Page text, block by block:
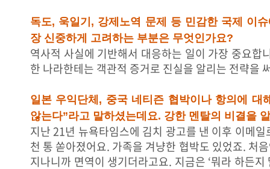
독도, 욱일기, 강제노역 문제 등 민감한 국제 이
장 신중하게 고려하는 부분은 무엇인가요?
역사적 사실에 기반해서 대응하는 일이 가장 중요합
한 나라한테는 객관적 증거로 진실을 알리는 전략을
일본 우익단체, 중국 네티즌 협박이나 항의에 대
않는다”라고 말하셨는데요. 강한 멘탈의 비결을
지난 21년 뉴욕타임스에 김치 광고를 낸 이후 이메
천 통 쏟아졌어요. 가족을 겨냥한 협박도 있었죠. 처
지나니까 면역이 생기더라고요. 지금은 ‘뭐라 하든지